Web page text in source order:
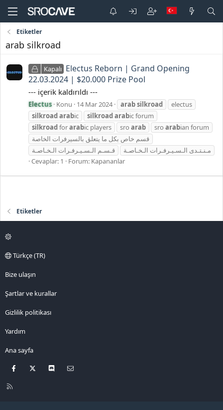
Etiketler
arab silkroad
Kapalı Electus Reborn | Grand Opening
22.03.2024 | $20.000 Prize Pool
--- içerik kaldırıldı ---
Electus Konu 14 Mar 2024 arabsilkroad
electus
silkroadarabic silkroadarabic forum
silkroadforarabic players sro arab sro arabian forum
قسم خاص بكل ما يتعلق بالسيرفرات الخاصة
قـسـم الـسـيـرفـرات الـخـاصـة
مـنـتـدى الـسـيـرفـرات الـخـاصـة
Cevaplar: 1
Forum: Kapananlar
Etiketler
Türkçe (TR)
Bize ulaşın
Şartlar ve kurallar
Gizlilik politikası
Yardım
Ana sayfa
Facebook Discord
R